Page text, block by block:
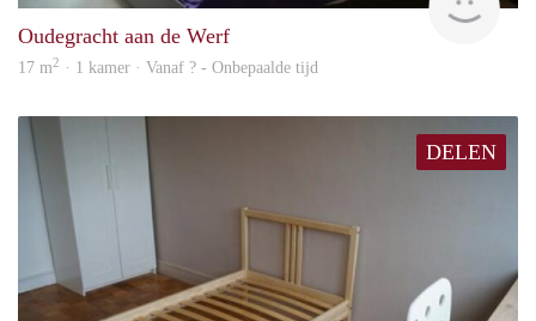
Oudegracht aan de Werf
17 m2 · 1 kamer · Vanaf ? - Onbepaalde tijd
DELEN